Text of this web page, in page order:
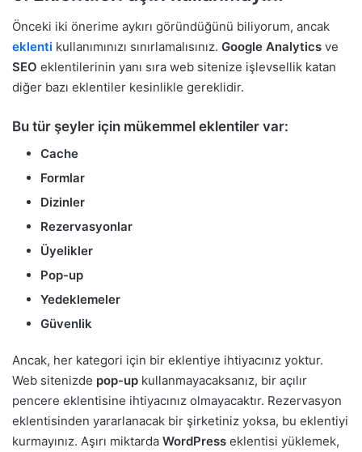
Önceki iki önerime aykırı göründüğünü biliyorum, ancak
eklenti kullanımınızı sınırlamalısınız. Google Analytics ve
SEO eklentilerinin yanı sıra web sitenize işlevsellik katan
diğer bazı eklentiler kesinlikle gereklidir.
Bu tür şeyler için mükemmel eklentiler var:
Cache
Formlar
Dizinler
Rezervasyonlar
Üyelikler
Pop-up
Yedeklemeler
Güvenlik
Ancak, her kategori için bir eklentiye ihtiyacınız yoktur.
Web sitenizde pop-up kullanmayacaksanız, bir açılır
pencere eklentisine ihtiyacınız olmayacaktır. Rezervasyon
eklentisinden yararlanacak bir şirketiniz yoksa, bu eklentiyi
kurmayınız. Aşırı miktarda WordPress eklentisi yüklemek,